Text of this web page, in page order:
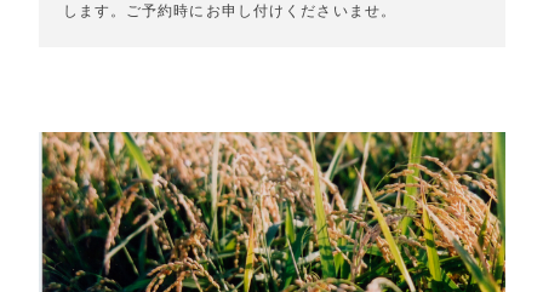
します。ご予約時にお申し付けくださいませ。